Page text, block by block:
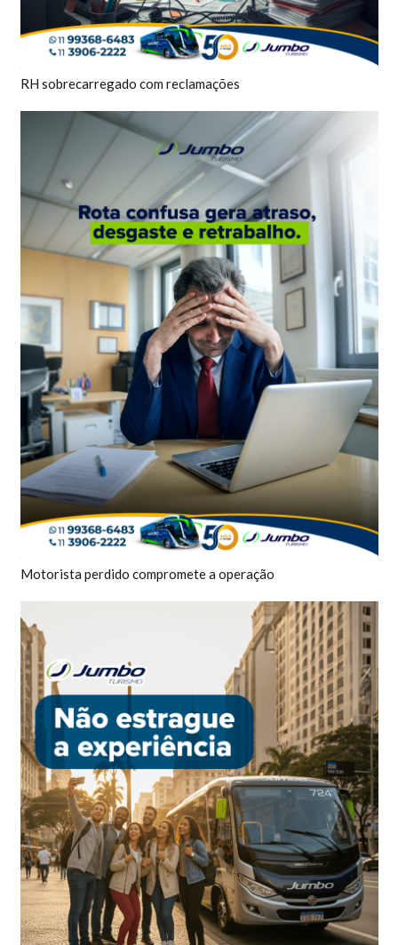
RH sobrecarregado com reclamações
Motorista perdido compromete a operação